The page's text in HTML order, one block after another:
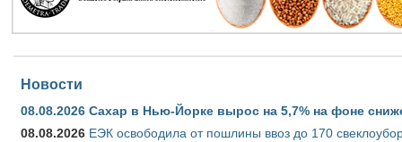
Новости
08.08.2026 Сахар в Нью-Йорке вырос на 5,7% на фоне
08.08.2026 ЕЭК освободила от пошлины ввоз до 170